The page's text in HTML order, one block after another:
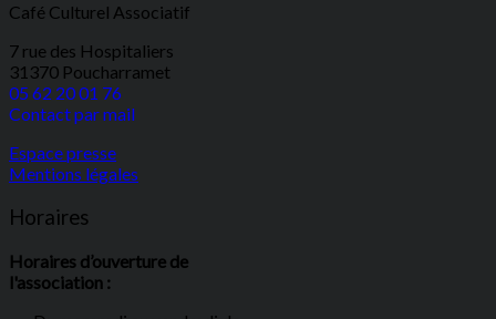
Café Culturel Associatif
7 rue des Hospitaliers
31370 Poucharramet
05 62 20 01 76
Contact par mail
Espace presse
Mentions légales
Horaires
Horaires d’ouverture de
l'association :